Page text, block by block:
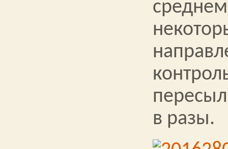
в разы.